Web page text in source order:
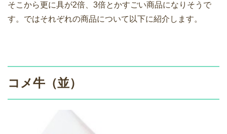
そこから更に具が2倍、3倍とかすごい商品になりそうで
す。ではそれぞれの商品について以下に紹介します。
コメ牛（並）